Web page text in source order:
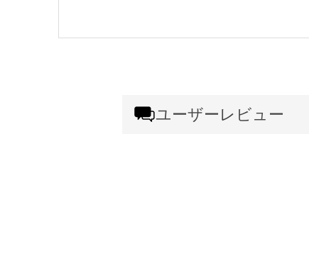
ユーザーレビュー